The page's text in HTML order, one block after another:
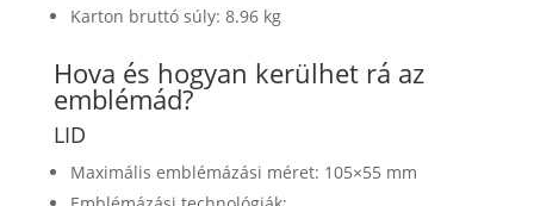
Karton bruttó súly: 8.96 kg
Hova és hogyan kerülhet rá az
emblémád?
LID
Maximális emblémázási méret: 105×55 mm